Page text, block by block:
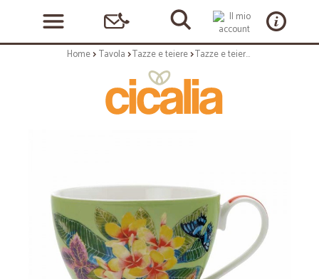
Home Tavola Tazze e teiere Tazze e teiere: Exotica mug 400ml frangipani green